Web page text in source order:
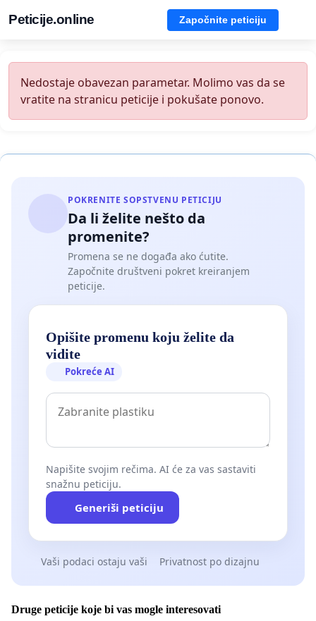
Peticije.online Započnite peticiju
Nedostaje obavezan parametar. Molimo vas da se
vratite na stranicu peticije i pokušate ponovo.
POKRENITE SOPSTVENU PETICIJU
Da li želite nešto da
promenite?
Promena se ne događa ako ćutite.
Započnite društveni pokret kreiranjem
peticije.
Opišite promenu koju želite da
vidite
Pokreće AI
Napišite svojim rečima. AI će za vas sastaviti
snažnu peticiju.
Generiši peticiju
Vaši podaci ostaju vaši Privatnost po dizajnu
Druge peticije koje bi vas mogle interesovati